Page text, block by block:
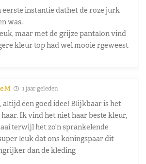
eerste instantie dathet de roze jurk
was.
maar met de grijze pantalon vind
kleur top had wel mooie rgeweest
1 jaar geleden
altijd een goed idee! Blijkbaar is het
Ik vind het niet haar beste kleur,
terwijl het zo’n sprankelende
leuk dat ons koningspaar dit
dan de kleding